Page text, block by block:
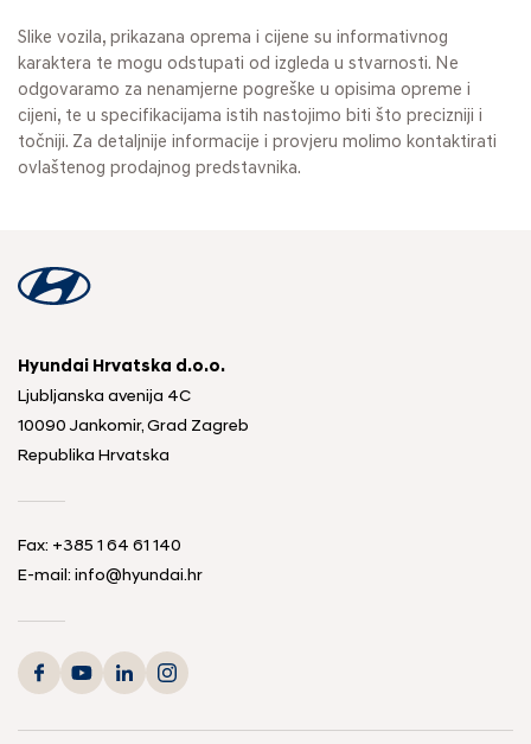
Slike vozila, prikazana oprema i cijene su informativnog
karaktera te mogu odstupati od izgleda u stvarnosti. Ne
odgovaramo za nenamjerne pogreške u opisima opreme i
cijeni, te u specifikacijama istih nastojimo biti što precizniji i
točniji. Za detaljnije informacije i provjeru molimo kontaktirati
ovlaštenog prodajnog predstavnika.
Hyundai Hrvatska d.o.o.
Ljubljanska avenija 4C
10090 Jankomir, Grad Zagreb
Republika Hrvatska
Fax: +385 1 64 61 140
E-mail: info@hyundai.hr